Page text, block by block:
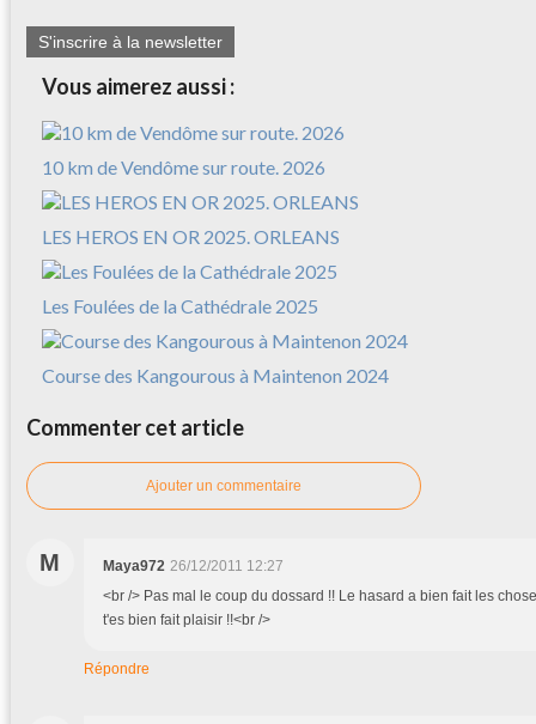
S'inscrire à la newsletter
Vous aimerez aussi :
10 km de Vendôme sur route. 2026
LES HEROS EN OR 2025. ORLEANS
Les Foulées de la Cathédrale 2025
Course des Kangourous à Maintenon 2024
Commenter cet article
Ajouter un commentaire
M Maya972 26/12/2011 12:27
<br /> Pas mal le coup du dossard !! Le hasard a bien fait les
t'es bien fait plaisir !!<br />
Répondre